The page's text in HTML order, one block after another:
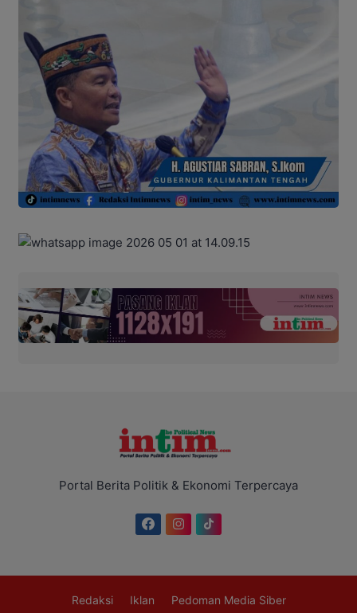
Portal Berita Politik & Ekonomi Terpercaya
Redaksi Iklan Pedoman Media Siber